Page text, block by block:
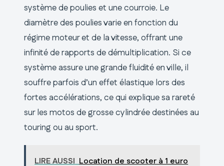
système de poulies et une courroie. Le
diamètre des poulies varie en fonction du
régime moteur et de la vitesse, offrant une
infinité de rapports de démultiplication. Si ce
système assure une grande fluidité en ville, il
souffre parfois d’un effet élastique lors des
fortes accélérations, ce qui explique sa rareté
sur les motos de grosse cylindrée destinées au
touring ou au sport.
LIRE AUSSI Location de scooter à 1 euro